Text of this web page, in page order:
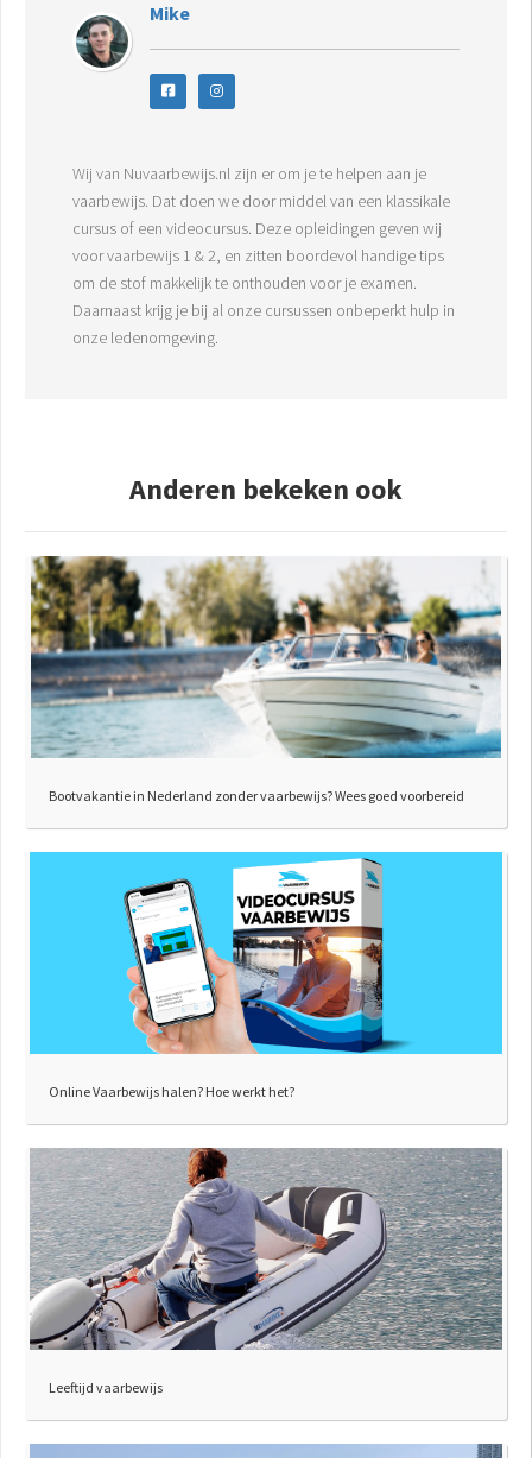
Mike
Wij van Nuvaarbewijs.nl zijn er om je te helpen aan je
vaarbewijs. Dat doen we door middel van een klassikale
cursus of een videocursus. Deze opleidingen geven wij
voor vaarbewijs 1 & 2, en zitten boordevol handige tips
om de stof makkelijk te onthouden voor je examen.
Daarnaast krijg je bij al onze cursussen onbeperkt hulp in
onze ledenomgeving.
Anderen bekeken ook
Bootvakantie in Nederland zonder vaarbewijs? Wees goed voorbereid
Online Vaarbewijs halen? Hoe werkt het?
Leeftijd vaarbewijs